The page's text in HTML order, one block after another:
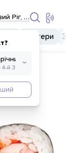
Ріг, мкр 4-й
Бургери